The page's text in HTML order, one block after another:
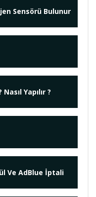
Sensörü Bulunur
Yapılır ?
Ve AdBlue İptali